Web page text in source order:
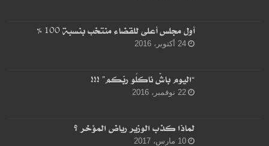
أول مجلس أعلى للقضاء منتخب بنسبة 100 %
24 أكتوبر، 2016
“اليوم باشْ ناكلُو ربّكم” !!!
22 نوفمبر، 2016
لماذا كذب الوزير رياض المؤخر ؟
10 مارس، 2017